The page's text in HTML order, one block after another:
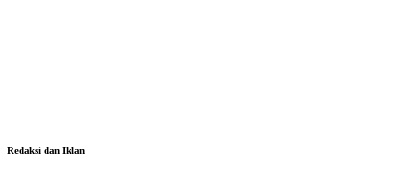
Redaksi dan Iklan